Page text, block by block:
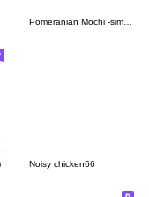
Pomeranian Mochi -simple-
Noisy chicken66